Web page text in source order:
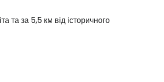
та за 5,5 км від історичного